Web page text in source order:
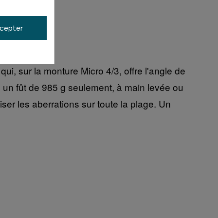
sur la monture Micro 4/3, offre l'angle de
fût de 985 g seulement, à main levée ou
les aberrations sur toute la plage. Un